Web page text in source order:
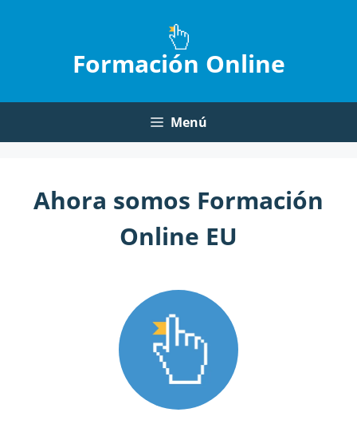
Formación Online
Menú
Ahora somos Formación
Online EU